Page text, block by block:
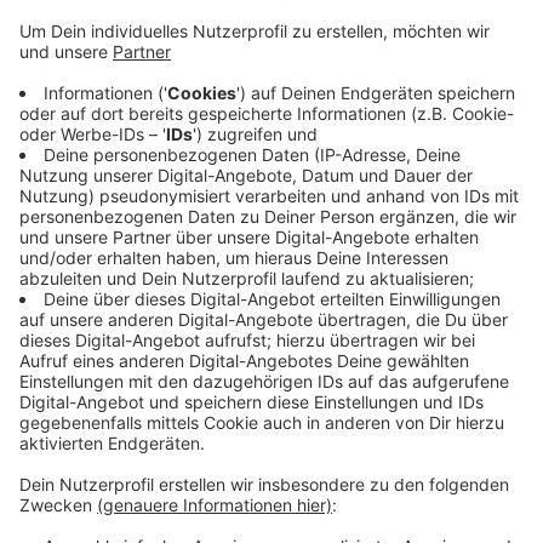
Der AStA, die gewählte Vertretung der
Studierenden, würde das im Wintersemester - also
ab Oktober - gerne fortsetzen. Der Wunsch nach
Normalität sei bei allen groß, aber das sei an der
Uni zu riskant. Studierende und Lehrende, die zu
Risikogruppen gehören, würden ausgegrenzt. Die
Infektionsgefahr in vollen Hörsälen, der Mensa
oder in vollen Bussen zur Uni sei zu groß. Das
aktuelle Semester habe gezeigt, dass digitale
Lehre möglich ist, auch wenn einige Dozentinnen
und Dozenten noch besser werden müssten.
Veröffentlicht:Dienstag, 30.06.2020 14:23
Anzeige